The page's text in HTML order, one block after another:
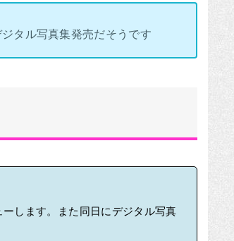
タル写真集発売だそうです
します。また同日にデジタル写真